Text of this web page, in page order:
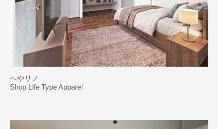
へやリノ
Shop Life Type Apparel